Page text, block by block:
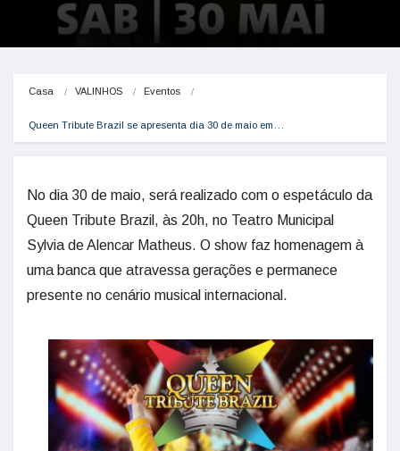
Casa VALINHOS Eventos
Queen Tribute Brazil se apresenta dia 30 de maio em…
No dia 30 de maio, será realizado com o espetáculo da
Queen Tribute Brazil, às 20h, no Teatro Municipal
Sylvia de Alencar Matheus. O show faz homenagem à
uma banca que atravessa gerações e permanece
presente no cenário musical internacional.